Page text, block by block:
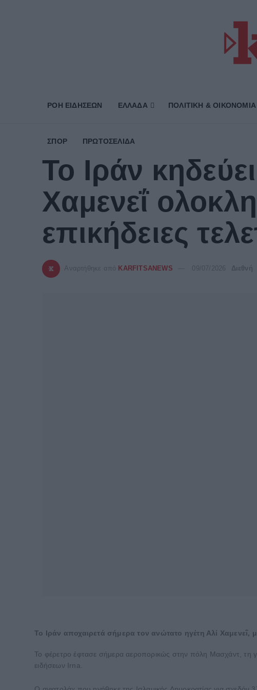
ΡΟΗ ΕΙΔΗΣΕΩΝ ΕΛΛΑΔΑ ΠΟΛΙΤΙΚΗ & ΟΙΚΟΝΟΜΙΑ
ΣΠΟΡ ΠΡΩΤΟΣΈΛΙΔΑ
Το Ιράν
Χαμενεΐ
επικήδειες
Αναρτήθηκε από KARFITSANEWS 09/07/2026 Διεθνή
Το Ιράν αποχαιρετά σήμερα τον ανώτατο ηγέτη Αλί
Το φέρετρο έφτασε σήμερα αεροπορικώς στην πόλη Μασχάντ, τη
ειδήσεων Irna.